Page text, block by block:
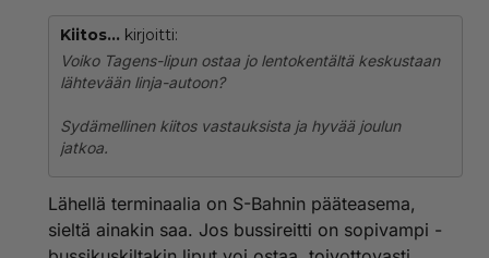
Kiitos... kirjoitti:
Voiko Tagens-lipun ostaa jo lentokentältä keskustaan
lähtevään linja-autoon?
Sydämellinen kiitos vastauksista ja hyvää joulun
jatkoa.
Lähellä terminaalia on S-Bahnin pääteasema,
sieltä ainakin saa. Jos bussireitti on sopivampi -